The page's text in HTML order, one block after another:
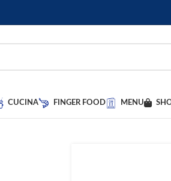
CUCINA FINGER FOOD MENU